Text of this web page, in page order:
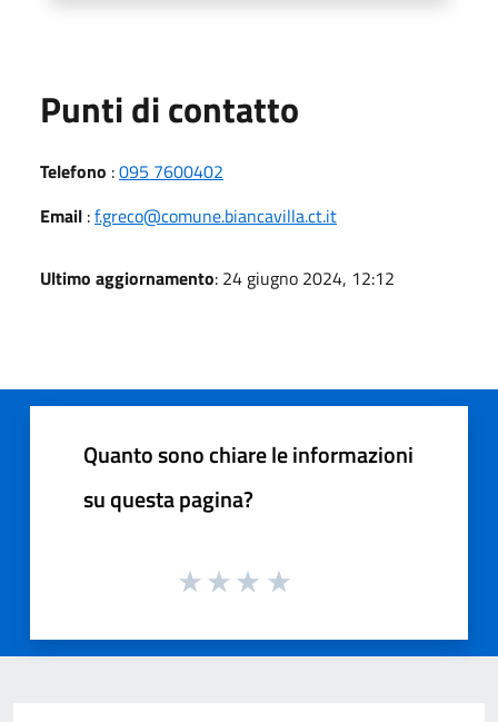
Punti di contatto
Telefono :095 7600402
Email :f.greco@comune.biancavilla.ct.it
Ultimo aggiornamento: 24 giugno 2024, 12:12
Quanto sono chiare le informazioni
su questa pagina?